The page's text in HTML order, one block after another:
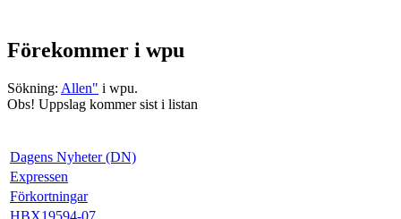
Förekommer i wpu
Sökning: Allen" i wpu.
Obs! Uppslag kommer sist i listan
Dagens Nyheter (DN)
Expressen
Förkortningar
HBX19594-07